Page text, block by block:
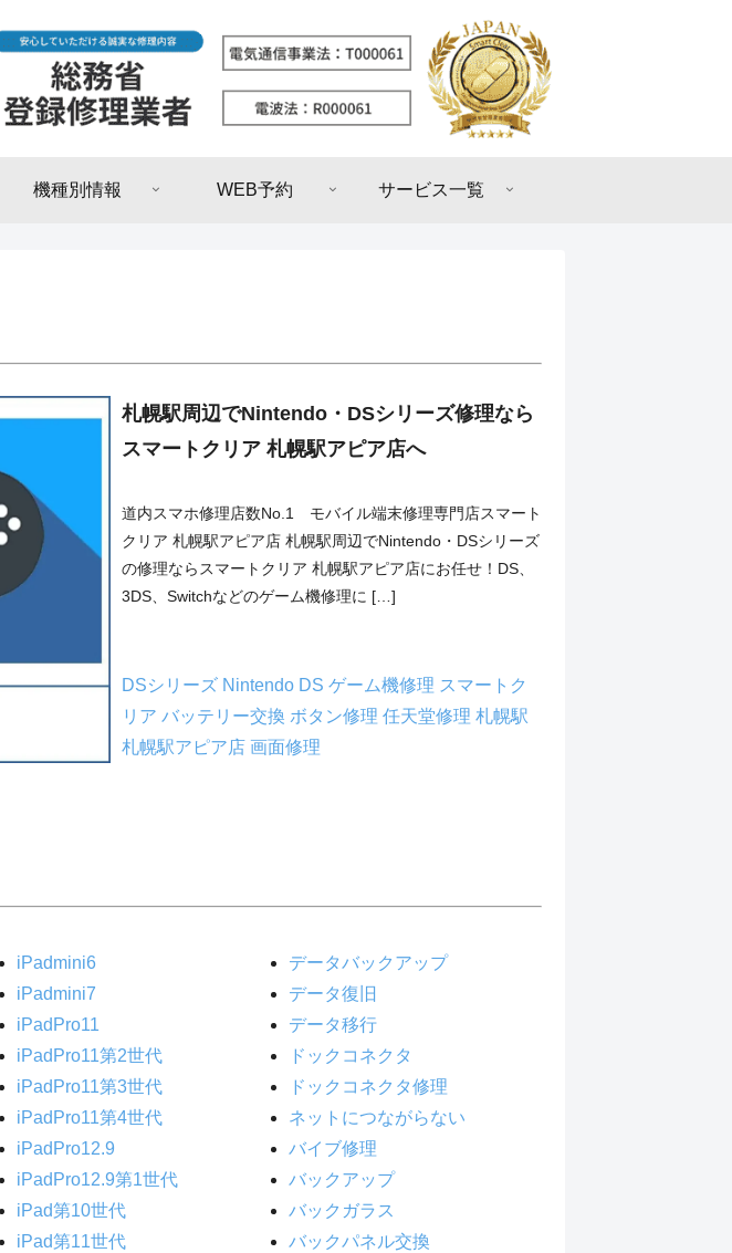
機種別情報 WEB予約 サービス一覧
札幌駅周辺でNintendo・DSシリーズ修理なら
スマートクリア 札幌駅アピア店へ
道内スマホ修理店数No.1 モバイル端末修理専門店スマート
クリア 札幌駅アピア店 札幌駅周辺でNintendo・DSシリーズ
の修理ならスマートクリア 札幌駅アピア店にお任せ！DS、
3DS、Switchなどのゲーム機修理に […]
DSシリーズ Nintendo DS ゲーム機修理 スマートク
リア バッテリー交換 ボタン修理 任天堂修理 札幌駅
札幌駅アピア店 画面修理
iPadmini6
iPadmini7
iPadPro11
iPadPro11第2世代
iPadPro11第3世代
iPadPro11第4世代
iPadPro12.9
iPadPro12.9第1世代
iPad第10世代
iPad第11世代
データバックアップ
データ復旧
データ移行
ドックコネクタ
ドックコネクタ修理
ネットにつながらない
バイブ修理
バックアップ
バックガラス
バックパネル交換